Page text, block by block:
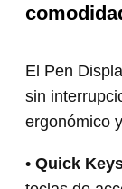
El Pen
sin
ergonómico
• Quick